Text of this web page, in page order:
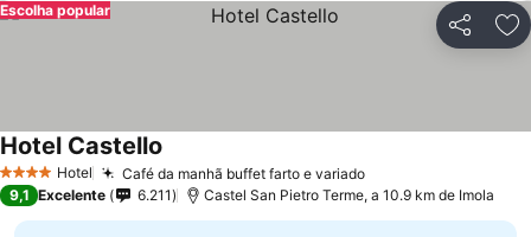
Partilhar
Escolha popular
4 EstrelasHotel Café da manhã buffet farto e variado
Hotel Castello
9,1 Excelente 6.211 Castel San Pietro Terme, a 10.9 km de Imola